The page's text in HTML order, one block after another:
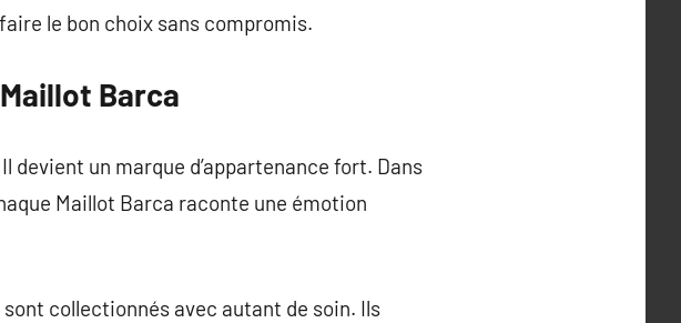
le bon choix sans compromis.
Barca
devient un marque d’appartenance fort. Dans
Maillot Barca raconte une émotion
collectionnés avec autant de soin. Ils